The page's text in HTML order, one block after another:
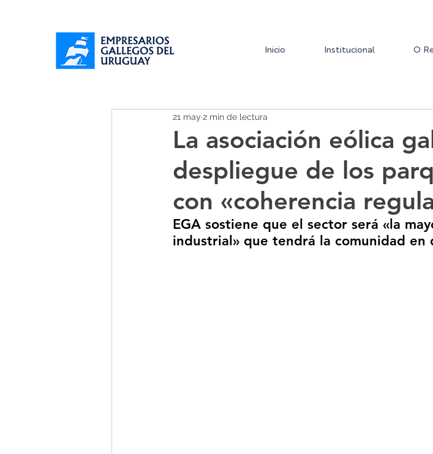
Inicio Institucional O
La asociación eólica
despliegue de los
con «coherencia
21 may 2 min de lectura
EGA sostiene que el sector será «la
industrial» que tendrá la comunidad en